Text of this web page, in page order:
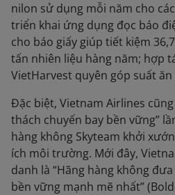
nilon sử dụng mỗi năm cho
triển khai ứng dụng đọc báo
cho báo giấy giúp tiết kiệm
tấn nhiên liệu hàng năm; hợp
VietHarvest quyên góp suất
Đặc biệt, Vietnam Airlines
thách chuyến bay bền vững”
hàng không Skyteam khởi
ích môi trường. Mới đây,
danh là “Hãng hàng không
bền vững mạnh mẽ nhất”